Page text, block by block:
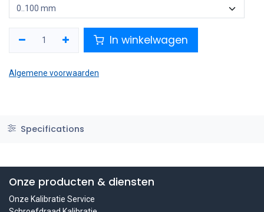
In winkelwagen
Algemene voorwaarden
Specifications
Onze producten & diensten
Onze Kalibratie Service